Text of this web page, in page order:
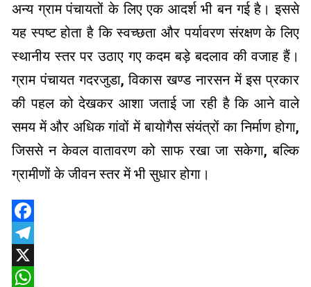
अन्य ग्राम पंचायतों के लिए एक आदर्श भी बन गई है। इससे
यह स्पष्ट होता है कि स्वच्छता और पर्यावरण संरक्षण के लिए
स्थानीय स्तर पर उठाए गए कदम बड़े बदलाव की वजाह हैं।
ग्राम पंचायत गदरजुडा, विकास खण्ड नारसन में इस प्रकार
की पहल को देखकर आशा जताई जा रही है कि आने वाले
समय में और अधिक गांवों में बायोगैस संयंत्रों का निर्माण होगा,
जिससे न केवल वातावरण को साफ रखा जा सकेगा, बल्कि
ग्रामीणों के जीवन स्तर में भी सुधार होगा।
Facebook
Telegram
X